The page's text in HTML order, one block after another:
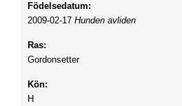
Födelsedatum:
2009-02-17 Hunden avliden
Ras:
Gordonsetter
Kön:
H